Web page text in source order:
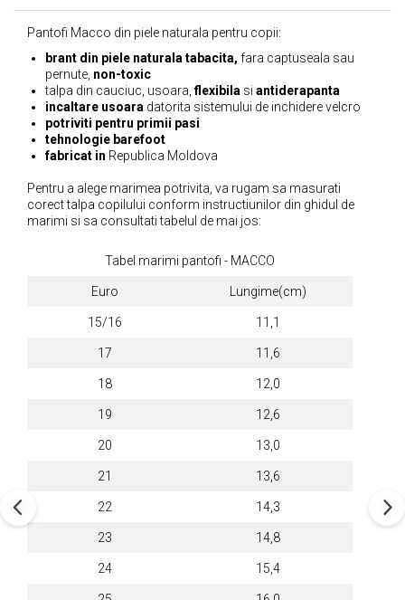
Pantofi Macco din piele naturala pentru copii:
brant din piele naturala tabacita, fara captuseala sau
pernute, non-toxic
talpa din cauciuc, usoara,flexibila si antiderapanta
incaltare usoara datorita sistemului de inchidere velcro
potriviti pentru primii pasi
tehnologie barefoot
fabricat in Republica Moldova
Pentru a alege marimea potrivita, va rugam sa masurati
corect talpa copilului conform instructiunilor din ghidul de
marimi si sa consultati tabelul de mai jos:
Tabel marimi pantofi - MACCO
Euro Lungime(cm)
15/16 11,1
17 11,6
18 12,0
19 12,6
20 13,0
21 13,6
22 14,3
23 14,8
24 15,4